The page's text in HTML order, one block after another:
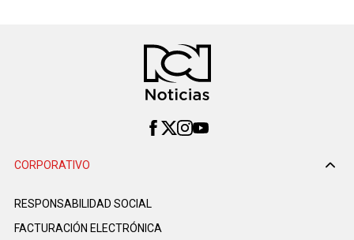
CORPORATIVO
RESPONSABILIDAD SOCIAL
FACTURACIÓN ELECTRÓNICA